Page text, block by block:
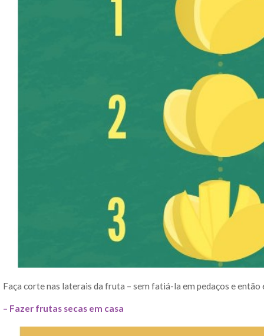
Faça corte nas laterais da fruta – sem fatiá-la em pedaços e então
– Fazer frutas secas em casa